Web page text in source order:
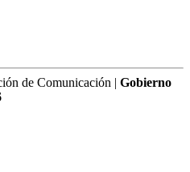
de Comunicación | Gobierno